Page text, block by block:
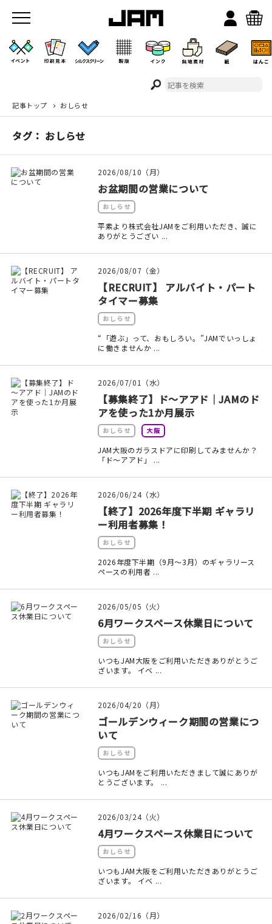
JAMのこと
お店/ワークスペース
イベント
印刷見本
紙
本
はんこ
JAMグッズ
ギャラリー
マイアカウント
記事トップ おしらせ
タグ： おしらせ
2026/08/10（月）
お盆期間の営業について
おしらせ
平素より株式会社JAMをご利用いただき、誠に
ありがとうござい ...
2026/08/07（金）
【RECRUIT】 アルバイト・パート
タイマー募集
おしらせ
“「遊ぶ」って、おもしろい。”JAMでいっしょ
に働きませんか ...
2026/07/01（水）
【募集終了】ド～アアド｜JAMのド
アを使った1か月展示
おしらせ 大阪
JAM大阪のガラスドアに印刷してみませんか？
「ド～アアド」 ...
2026/06/24（水）
【終了】2026年度下半期 ギャラリ
ー利用者募集！
おしらせ
2026年度下半期（9月～3月）のギャラリース
ペースの利用者 ...
2026/05/05（火）
6月ワークスペース休業日について
おしらせ
いつもJAM大阪をご利用いただきありがとうご
ざいます。 イベ ...
2026/04/20（月）
ゴールデンウィーク期間の営業につ
いて
おしらせ
いつもJAMをご利用いただきまして誠にありが
とうございます。 ...
2026/03/24（火）
4月ワークスペース休業日について
おしらせ
いつもJAM大阪をご利用いただきありがとうご
ざいます。 イベ ...
2026/02/16（月）